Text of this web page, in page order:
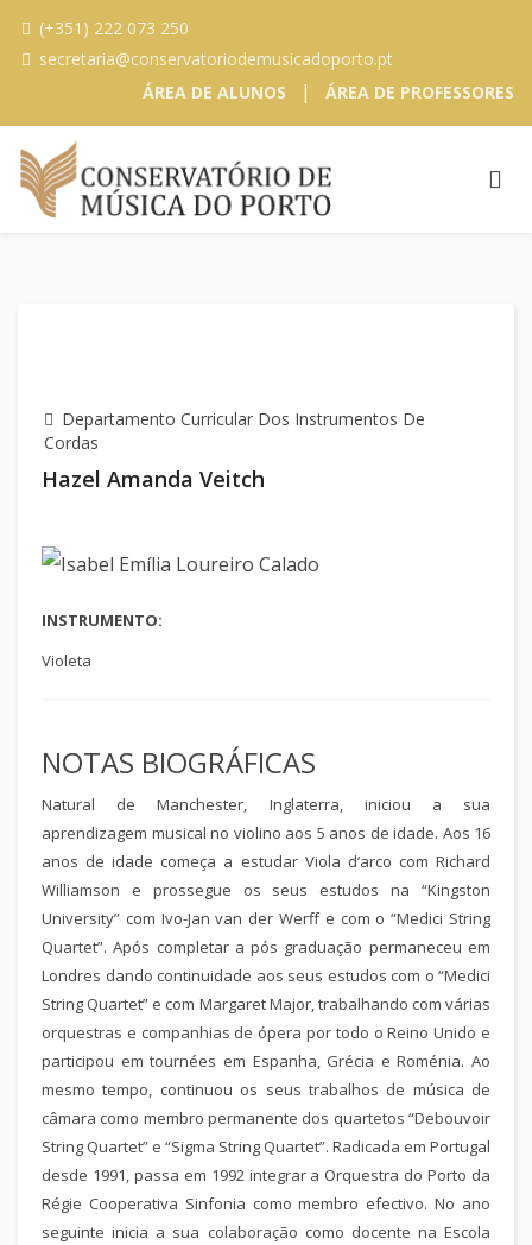
(+351) 222 073 250
secretaria@conservatoriodemusicadoporto.pt
ÁREA DE ALUNOS
| ÁREA DE PROFESSORES
Departamento Curricular Dos Instrumentos De
Cordas
Hazel Amanda Veitch
INSTRUMENTO:
Violeta
NOTAS BIOGRÁFICAS
Natural de Manchester, Inglaterra, iniciou a sua
aprendizagem musical no violino aos 5 anos de idade. Aos 16
anos de idade começa a estudar Viola d’arco com Richard
Williamson e prossegue os seus estudos na “Kingston
University” com Ivo-Jan van der Werff e com o “Medici String
Quartet”. Após completar a pós graduação permaneceu em
Londres dando continuidade aos seus estudos com o “Medici
String Quartet” e com Margaret Major, trabalhando com várias
orquestras e companhias de ópera por todo o Reino Unido e
participou em tournées em Espanha, Grécia e Roménia. Ao
mesmo tempo, continuou os seus trabalhos de música de
câmara como membro permanente dos quartetos “Debouvoir
String Quartet” e “Sigma String Quartet”. Radicada em Portugal
desde 1991, passa em 1992 integrar a Orquestra do Porto da
Régie Cooperativa Sinfonia como membro efectivo. No ano
seguinte inicia a sua colaboração como docente na Escola